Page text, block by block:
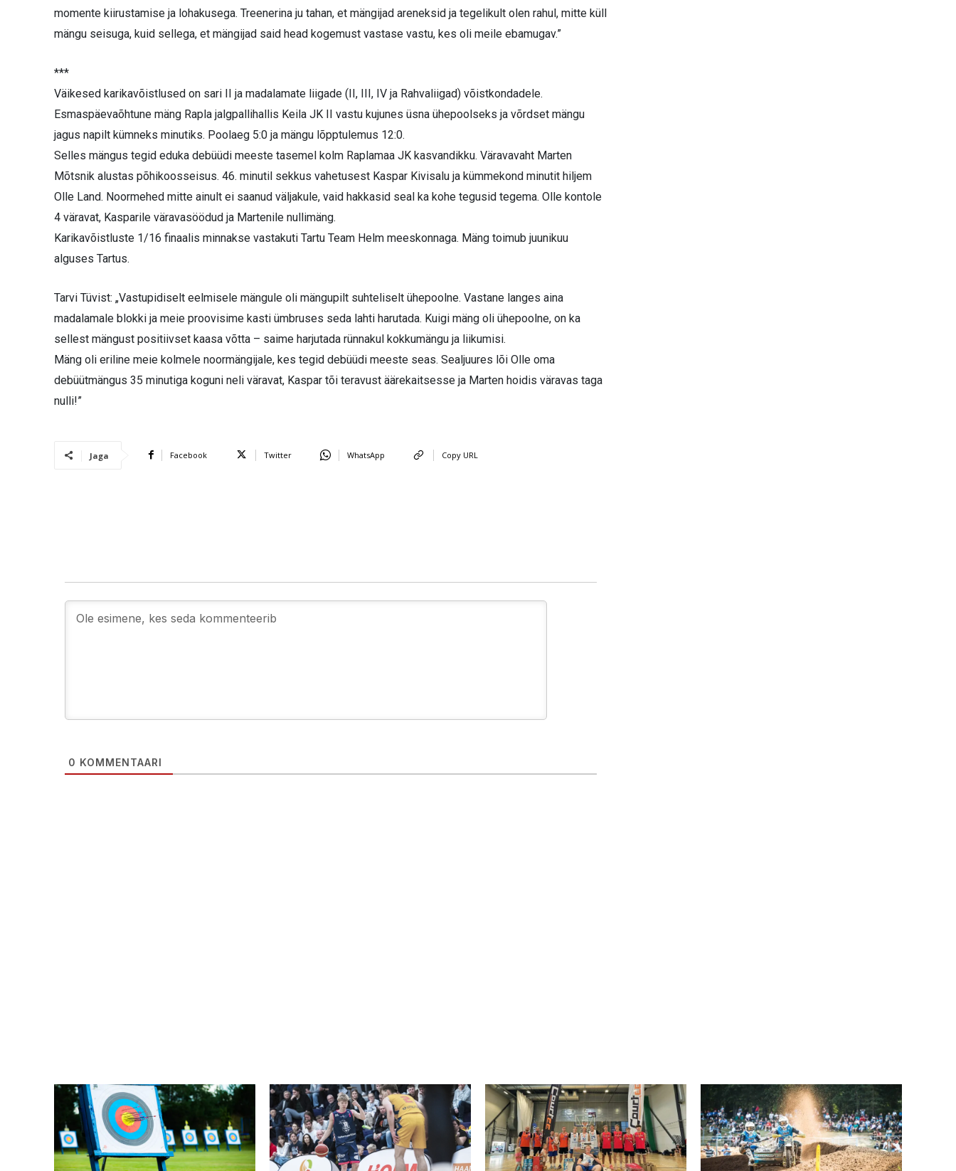
momente kiirustamise ja lohakusega. Treenerina ju tahan, et mängijad areneksid ja tegelikult olen rahul, mitte küll
mängu seisuga, kuid sellega, et mängijad said head kogemust vastase vastu, kes oli meile ebamugav.”
***
Väikesed karikavõistlused on sari II ja madalamate liigade (II, III, IV ja Rahvaliigad) võistkondadele.
Esmaspäevaõhtune mäng Rapla jalgpallihallis Keila JK II vastu kujunes üsna ühepoolseks ja võrdset mängu
jagus napilt kümneks minutiks. Poolaeg 5:0 ja mängu lõpptulemus 12:0.
Selles mängus tegid eduka debüüdi meeste tasemel kolm Raplamaa JK kasvandikku. Väravavaht Marten
Mõtsnik alustas põhikoosseisus. 46. minutil sekkus vahetusest Kaspar Kivisalu ja kümmekond minutit hiljem
Olle Land. Noormehed mitte ainult ei saanud väljakule, vaid hakkasid seal ka kohe tegusid tegema. Olle kontole
4 väravat, Kasparile väravasöödud ja Martenile nullimäng.
Karikavõistluste 1/16 finaalis minnakse vastakuti Tartu Team Helm meeskonnaga. Mäng toimub juunikuu
alguses Tartus.
Tarvi Tüvist: „Vastupidiselt eelmisele mängule oli mängupilt suhteliselt ühepoolne. Vastane langes aina
madalamale blokki ja meie proovisime kasti ümbruses seda lahti harutada. Kuigi mäng oli ühepoolne, on ka
sellest mängust positiivset kaasa võtta – saime harjutada rünnakul kokkumängu ja liikumisi.
Mäng oli eriline meie kolmele noormängijale, kes tegid debüüdi meeste seas. Sealjuures lõi Olle oma
debüütmängus 35 minutiga koguni neli väravat, Kaspar tõi teravust äärekaitsesse ja Marten hoidis väravas taga
nulli!”
Jaga Facebook Twitter WhatsApp Copy URL
0 KOMMENTAARI